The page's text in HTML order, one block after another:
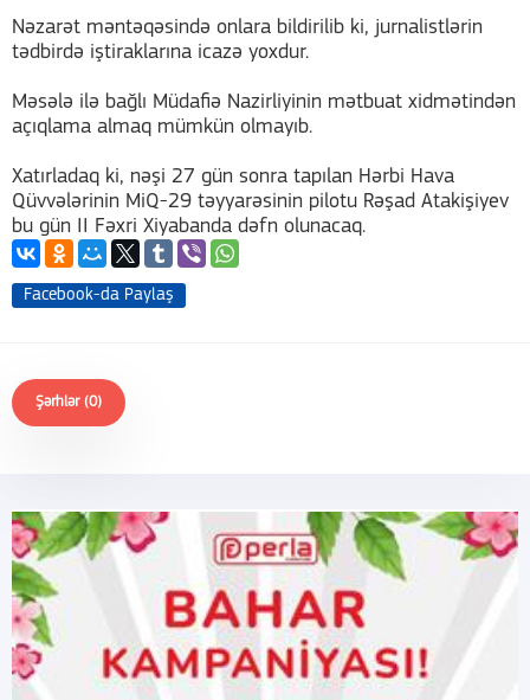
Nəzarət məntəqəsində onlara bildirilib ki, jurnalistlərin
tədbirdə iştiraklarına icazə yoxdur.
Məsələ ilə bağlı Müdafiə Nazirliyinin mətbuat xidmətindən
açıqlama almaq mümkün olmayıb.
Xatırladaq ki, nəşi 27 gün sonra tapılan Hərbi Hava
Qüvvələrinin MiQ-29 təyyarəsinin pilotu Rəşad Atakişiyev
bu gün II Fəxri Xiyabanda dəfn olunacaq.
Facebook-da Paylaş
Şərhlər (0)